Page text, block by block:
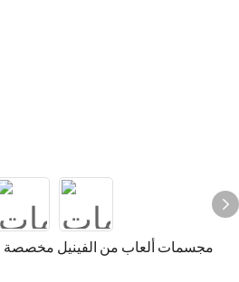
مجسمات ألعاب من الفينيل مخصصة